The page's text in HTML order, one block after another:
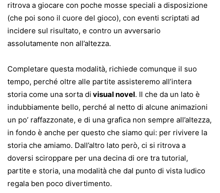
ritrova a giocare con poche mosse speciali a disposizione
(che poi sono il cuore del gioco), con eventi scriptati ad
incidere sul risultato, e contro un avversario
assolutamente non all’altezza.
Completare questa modalità, richiede comunque il suo
tempo, perché oltre alle partite assisteremo all’intera
storia come una sorta di visual novel. Il che da un lato è
indubbiamente bello, perché al netto di alcune animazioni
un po’ raffazzonate, e di una grafica non sempre all’altezza,
in fondo è anche per questo che siamo qui: per rivivere la
storia che amiamo. Dall’altro lato però, ci si ritrova a
doversi sciroppare per una decina di ore tra tutorial,
partite e storia, una modalità che dal punto di vista ludico
regala ben poco divertimento.